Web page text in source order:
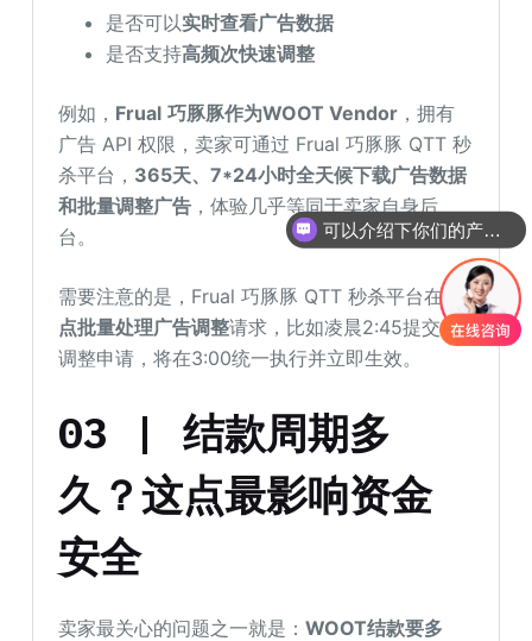
是否可以实时查看广告数据
是否支持高频次快速调整
例如， Frual 巧豚豚作为WOOT Vendor ，拥有
广告 API 权限，卖家可通过 Frual 巧豚豚 QTT 秒
杀平台， 365天、7*24小时全天候下载广告数据
和批量调整广告 ，体验几乎等同于卖家自身后
台。
需要注意的是，Frual 巧豚豚 QTT 秒杀平台在整
点批量处理广告调整请求，比如凌晨2:45提交的
调整申请，将在3:00统一执行并立即生效。
03 | 结款周期多
久？这点最影响资金
安全
卖家最关心的问题之一就是：WOOT结款要多
可以介绍下你们的产品么